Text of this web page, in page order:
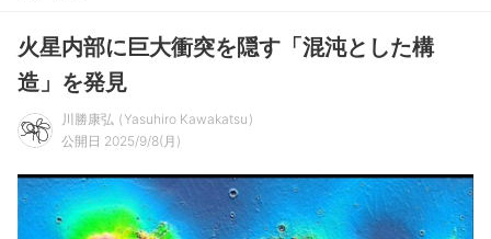
火星内部に巨大衝突を隠す「混沌とした構
造」を発見
川勝康弘
Yasuhiro Kawakatsu
公開日 2025/9/8(月)